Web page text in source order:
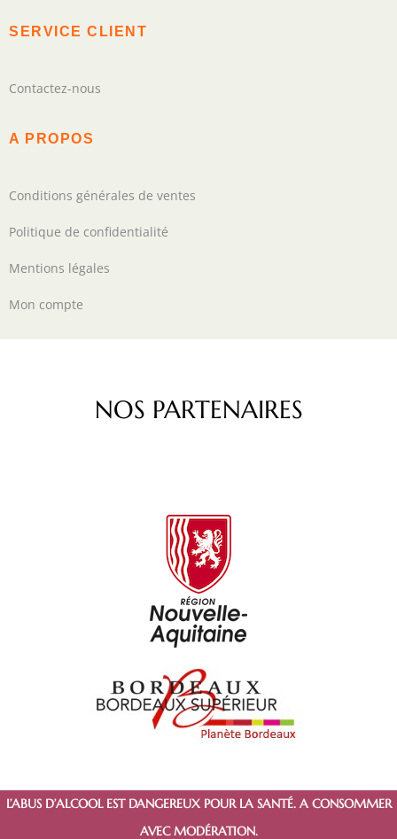
SERVICE CLIENT
Contactez-nous
A PROPOS
Conditions générales de ventes
Politique de confidentialité
Mentions légales
Mon compte
NOS PARTENAIRES
L’ABUS D’ALCOOL EST DANGEREUX POUR LA SANTÉ. A CONSOMMER
AVEC MODÉRATION.